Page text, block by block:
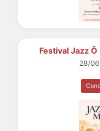
Festival Jazz
28/